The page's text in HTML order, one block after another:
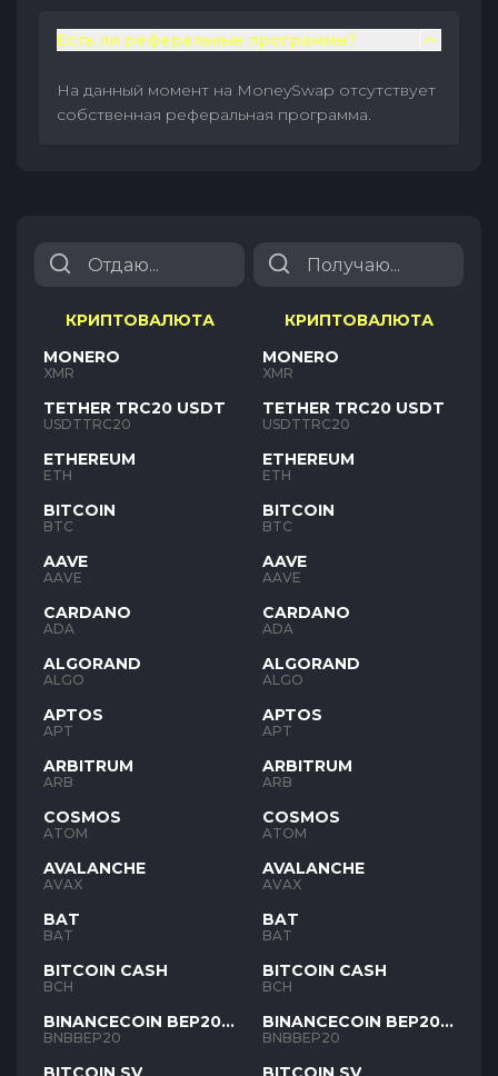
Есть ли реферальные программы?
На данный момент на MoneySwap отсутствует
собственная реферальная программа.
КРИПТОВАЛЮТА
MONERO
XMR
TETHER TRC20 USDT
USDTTRC20
ETHEREUM
ETH
BITCOIN
BTC
AAVE
AAVE
CARDANO
ADA
ALGORAND
ALGO
APTOS
APT
ARBITRUM
ARB
COSMOS
ATOM
AVALANCHE
AVAX
BAT
BAT
BITCOIN CASH
BCH
BINANCECOIN BEP20
BNB
BNBBEP20
КРИПТОВАЛЮТА
MONERO
XMR
TETHER TRC20 USDT
USDTTRC20
ETHEREUM
ETH
BITCOIN
BTC
AAVE
AAVE
CARDANO
ADA
ALGORAND
ALGO
APTOS
APT
ARBITRUM
ARB
COSMOS
ATOM
AVALANCHE
AVAX
BAT
BAT
BITCOIN CASH
BCH
BINANCECOIN BEP20
BNB
BNBBEP20